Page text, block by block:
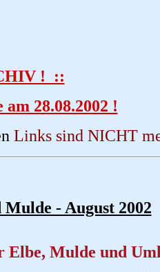
! ::
28.08.2002 !
Links sind NICHT
- August 2002
Mulde und